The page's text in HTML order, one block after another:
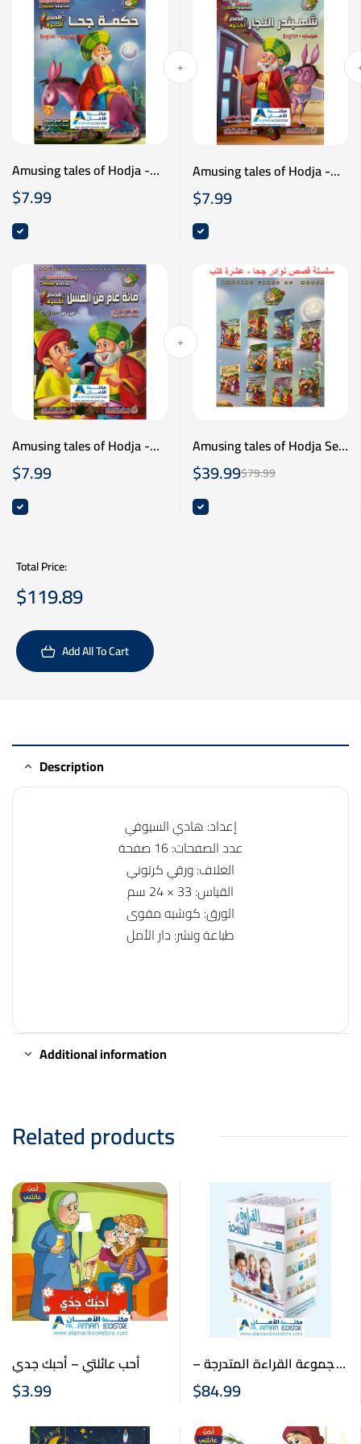
Amusing tales of Hodja -
نوادر جحا - حكمة جحا - عربي
انكليزي
$7.99
Amusing tales of Hodja -
نوادر جحا - شهبندر التجار -
عربي انكليزي
$7.99
Amusing tales of Hodja -
نوادر جحا - مائة عام من
العسل - عربي انكليزي
$7.99
Amusing tales of Hodja Set
(10 Books)- سلسة نوادر جحا
- عشر قصص - عربي انكليزي
$79.99
$39.99
Total Price:
$119.89
Add All To Cart
Description
إعداد: هادي السيوفي
عدد الصفحات: 16 صفحة
الغلاف: ورقي كرتوني
القياس: 33 × 24 سم
الورق: كوشيه مقوى
طباعة ونشر: دار الأمل
Additional information
Related products
أحب عائلتي – أحبك جدي
$3.99
مجموعة القراءة المتدرجة –
القسم الاول المبتدئ – 20
كتابا – Arabic Graded
Readers First Set (20
$84.99